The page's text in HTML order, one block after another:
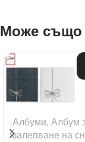
Може също
Албуми, Албум
залепване на